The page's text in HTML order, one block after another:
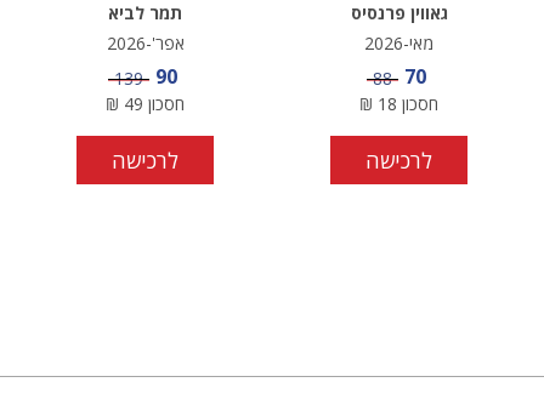
גאווין פרנסיס
מאי-2026
מחיר מבצע
70 מחיר
88
חסכון 18
₪
לרכישה
תמר לביא
אפר'-2026
מחיר מבצע
90 מחיר
139
חסכון 49
₪
לרכישה